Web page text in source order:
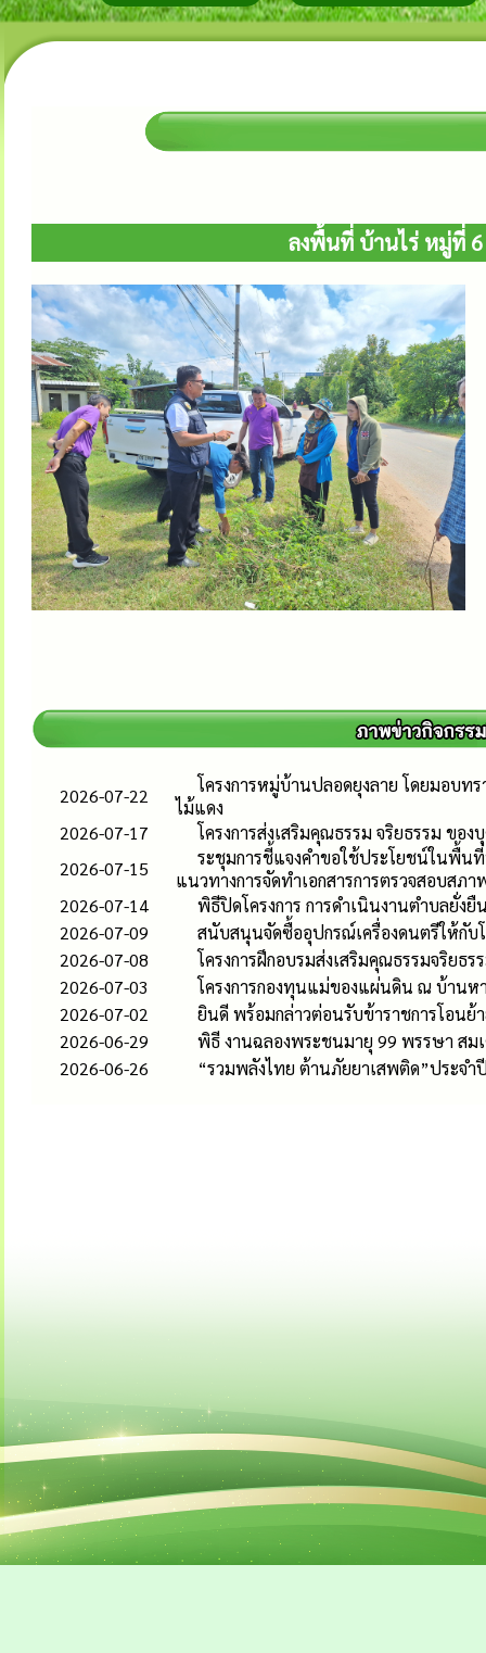
ลงพื้นที่ บ้านไร่ หมู่ที่ 6
2026-07-22
โครงการหมู่บ้านปลอดยุงลาย โดยมอบท
ไม้แดง
2026-07-17
โครงการส่งเสริมคุณธรรม จริยธรรม ขอ
2026-07-15
ระชุมการชี้แจงคำขอใช้ประโยชน์ในพื้น
แนวทางการจัดทำเอกสารการตรวจสอบสภ
2026-07-14
พิธีปิดโครงการ การดำเนินงานตำบลยั่
2026-07-09
สนับสนุนจัดซื้ออุปกรณ์เครื่องดนตรีให้กับ
2026-07-08
โครงการฝึกอบรมส่งเสริมคุณธรรมจริยธ
2026-07-03
โครงการกองทุนแม่ของแผ่นดิน ณ บ้านห
2026-07-02
ยินดี พร้อมกล่าวต่อนรับข้าราชการโอนย้
2026-06-29
พิธี งานฉลองพระชนมายุ 99 พรรษา สม
2026-06-26
“รวมพลังไทย ต้านภัยยาเสพติด”ประจำ